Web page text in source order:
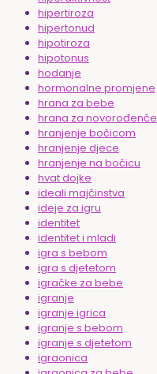
hipertiroza
hipertonud
hipotiroza
hipotonus
hodanje
hormonalne promjene
hrana za bebe
hrana za novorođenče
hranjenje bočicom
hranjenje djece
hranjenje na bočicu
hvat dojke
ideali majčinstva
ideje za igru
identitet
identitet i mladi
igra s bebom
igra s djetetom
igračke za bebe
igranje
igranje igrica
igranje s bebom
igranje s djetetom
igraonica